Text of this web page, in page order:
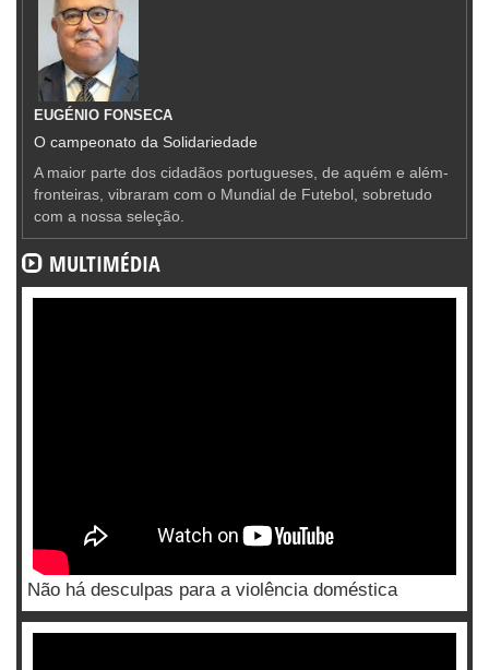
EUGÉNIO FONSECA
O campeonato da Solidariedade
A maior parte dos cidadãos portugueses, de aquém e além-
fronteiras, vibraram com o Mundial de Futebol, sobretudo
com a nossa seleção.
MULTIMÉDIA
Não há desculpas para a violência doméstica